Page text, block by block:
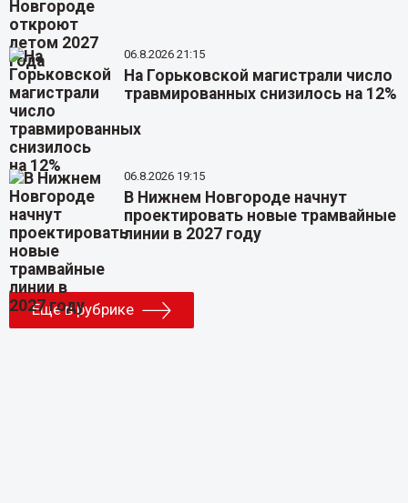
06.8.2026 21:15
На Горьковской магистрали число
травмированных снизилось на 12%
06.8.2026 19:15
В Нижнем Новгороде начнут
проектировать новые трамвайные
линии в 2027 году
Еще в рубрике